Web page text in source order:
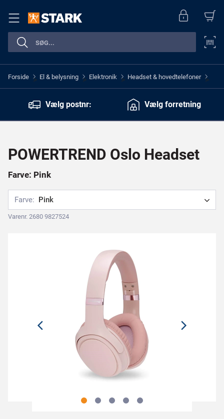
Forside > El & belysning > Elektronik > Headset & hovedtelefoner >
Vælg postnr: Vælg forretning
POWERTREND Oslo Headset
Farve: Pink
Farve: Pink
Varenr. 2680 9827524